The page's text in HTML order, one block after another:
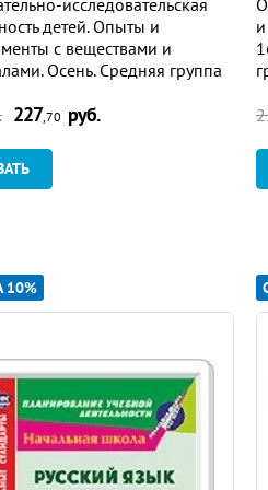
пособия Л. Ма-невцовой
«Детство». Опыты
процесса.
результатов части
процесс воспитания и
целого ряда
знаний;
умениями;
и умений по уходу за
виды отношения к природе
разнообразные методы
исследовательская
детей. Опыты и
с веществами и
Осень. Средняя группа
карт
227 ,70 руб.
10%